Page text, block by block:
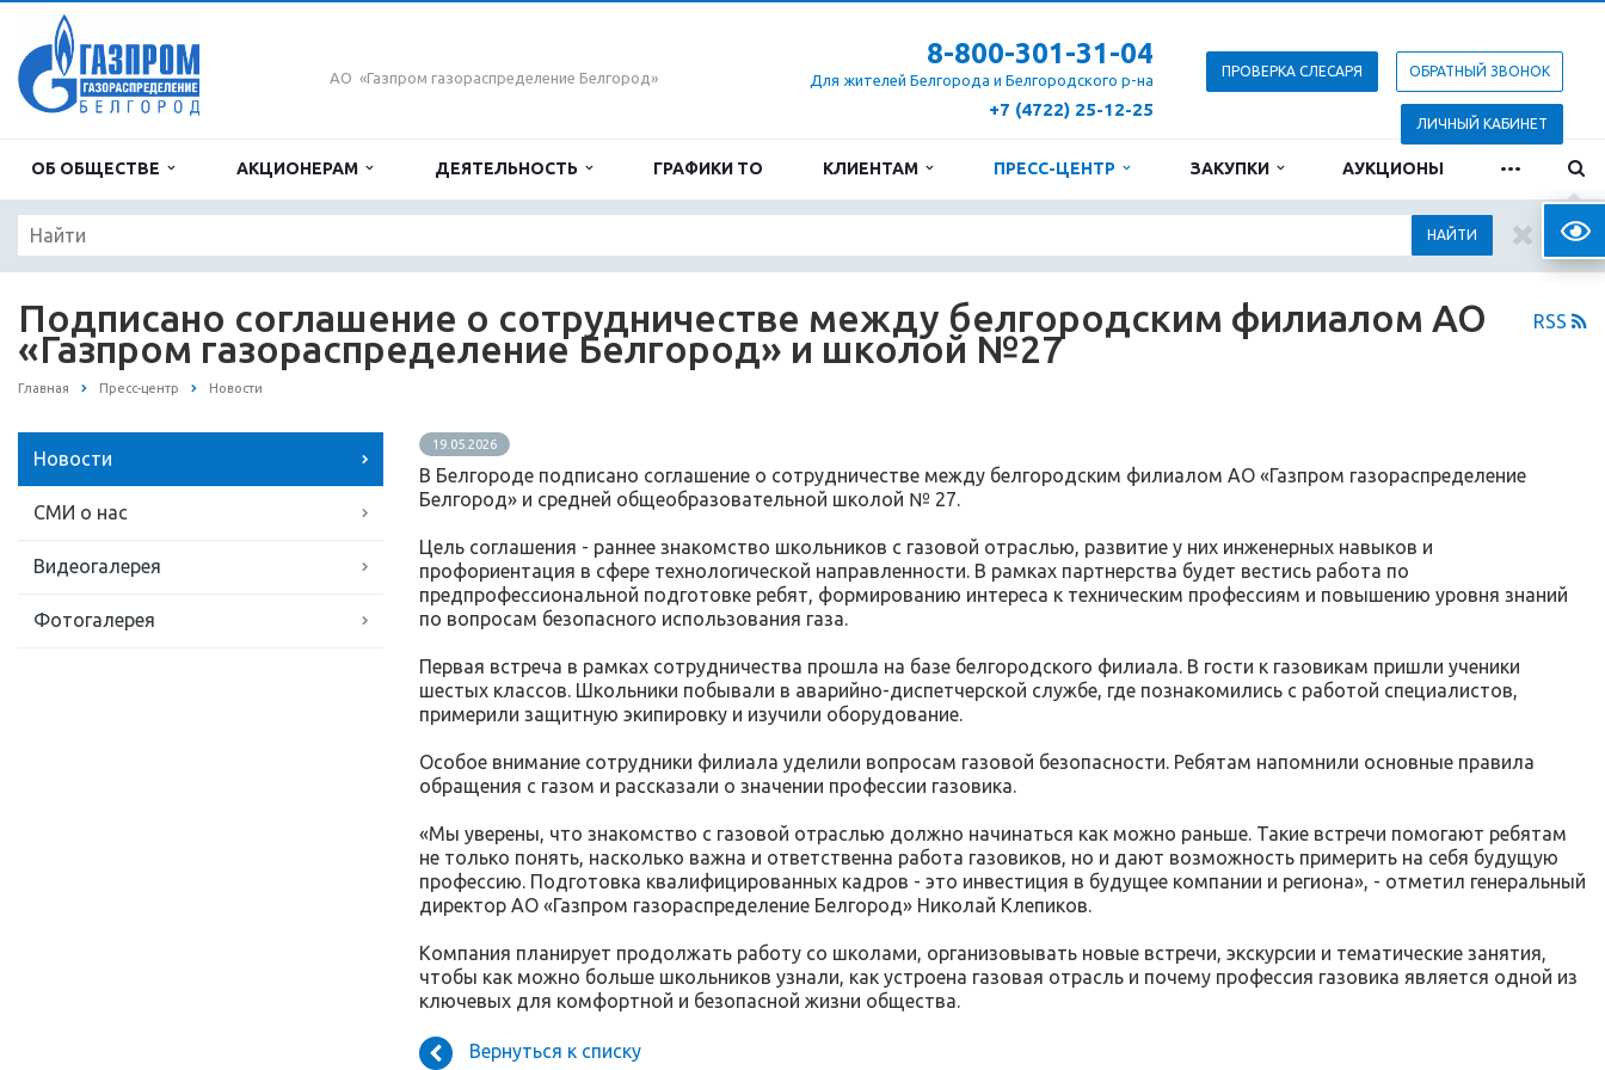
АО «Газпром газораспределение Белгород»
8-800-301-31-04
Для жителей Белгорода и Белгородского р-на
+7 (4722) 25-12-25
ПРОВЕРКА СЛЕСАРЯ ОБРАТНЫЙ ЗВОНОК
ЛИЧНЫЙ КАБИНЕТ
ОБ ОБЩЕСТВЕ АКЦИОНЕРАМ ДЕЯТЕЛЬНОСТЬ ГРАФИКИ ТО КЛИЕНТАМ ПРЕСС-ЦЕНТР ЗАКУПКИ АУКЦИОНЫ ...
НАЙТИ
RSS
Подписано соглашение о сотрудничестве между белгородским филиалом АО
«Газпром газораспределение Белгород» и школой №27
Главная Пресс-центр Новости
Новости
СМИ о нас
Видеогалерея
Фотогалерея
19.05.2026
В Белгороде подписано соглашение о сотрудничестве между белгородским филиалом АО «Газпром газораспределение
Белгород» и средней общеобразовательной школой № 27.
Цель соглашения - раннее знакомство школьников с газовой отраслью, развитие у них инженерных навыков и
профориентация в сфере технологической направленности. В рамках партнерства будет вестись работа по
предпрофессиональной подготовке ребят, формированию интереса к техническим профессиям и повышению уровня знаний
по вопросам безопасного использования газа.
Первая встреча в рамках сотрудничества прошла на базе белгородского филиала. В гости к газовикам пришли ученики
шестых классов. Школьники побывали в аварийно-диспетчерской службе, где познакомились с работой специалистов,
примерили защитную экипировку и изучили оборудование.
Особое внимание сотрудники филиала уделили вопросам газовой безопасности. Ребятам напомнили основные правила
обращения с газом и рассказали о значении профессии газовика.
«Мы уверены, что знакомство с газовой отраслью должно начинаться как можно раньше. Такие встречи помогают ребятам
не только понять, насколько важна и ответственна работа газовиков, но и дают возможность примерить на себя будущую
профессию. Подготовка квалифицированных кадров - это инвестиция в будущее компании и региона», - отметил генеральный
директор АО «Газпром газораспределение Белгород» Николай Клепиков.
Компания планирует продолжать работу со школами, организовывать новые встречи, экскурсии и тематические занятия,
чтобы как можно больше школьников узнали, как устроена газовая отрасль и почему профессия газовика является одной из
ключевых для комфортной и безопасной жизни общества.
Вернуться к списку